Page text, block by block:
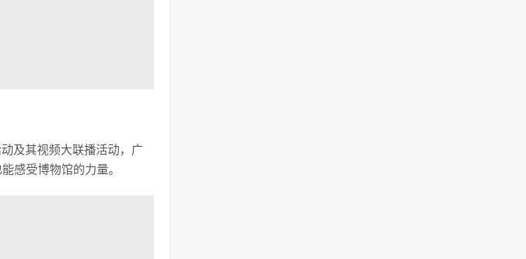
及其视频大联播活动，广
感受博物馆的力量。